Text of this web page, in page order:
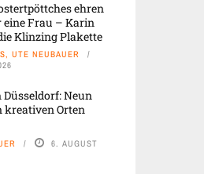
ehren
eine Frau – Karin
Klinzing Plakette
UTE NEUBAUER
Neun
kreativen Orten
6. AUGUST